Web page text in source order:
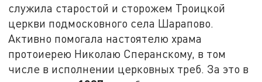
служила старостой и сторожем Троицкой
церкви подмосковного села Шарапово.
Активно помогала настоятелю храма
протоиерею Николаю Сперанскому, в том
числе в исполнении церковных треб. За это в